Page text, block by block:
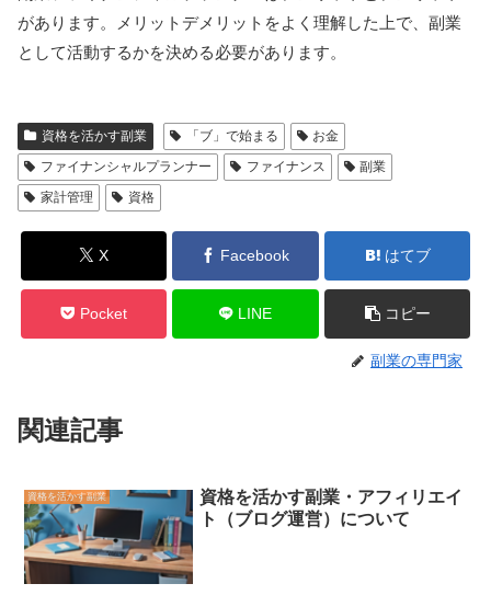
があります。メリットデメリットをよく理解した上で、副業
として活動するかを決める必要があります。
資格を活かす副業 「ブ」で始まる
お金
ファイナンシャルプランナー
ファイナンス
副業
家計管理
資格
X Facebook はてブ
Pocket LINE コピー
副業の専門家
関連記事
資格を活かす副業
資格を活かす副業・アフィリエイ
ト（ブログ運営）について